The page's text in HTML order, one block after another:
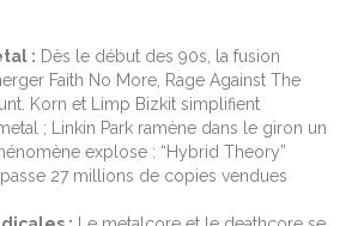
: Dès le début des 90s, la fusion
Faith No More, Rage Against The
Korn et Limp Bizkit simplifient
; Linkin Park ramène dans le giron un
explose : “Hybrid Theory”
27 millions de copies vendues